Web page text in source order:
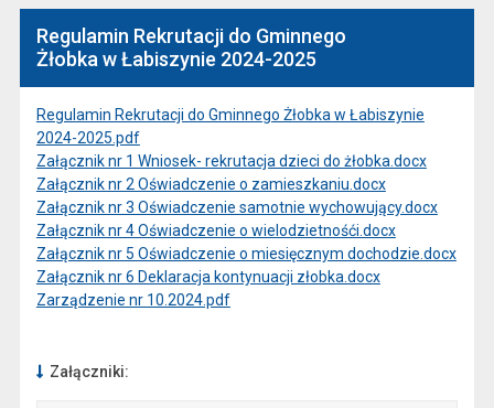
Regulamin Rekrutacji do Gminnego
Żłobka w Łabiszynie 2024-2025
Regulamin Rekrutacji do Gminnego Żłobka w Łabiszynie
2024-2025.pdf
Załącznik nr 1 Wniosek- rekrutacja dzieci do żłobka.docx
Załącznik nr 2 Oświadczenie o zamieszkaniu.docx
Załącznik nr 3 Oświadczenie samotnie wychowujący.docx
Załącznik nr 4 Oświadczenie o wielodzietnośći.docx
Załącznik nr 5 Oświadczenie o miesięcznym dochodzie.docx
Załącznik nr 6 Deklaracja kontynuacji złobka.docx
Zarządzenie nr 10.2024.pdf
Załączniki: